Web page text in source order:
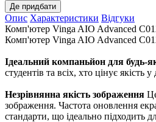
Де придбати
Опис Характеристики Відгуки
Комп'ютер Vinga AIO Advanced
Комп'ютер Vinga AIO Advanced
Ідеальний компаньйон для будь-
студентів та всіх, хто цінує якість
Незрівнянна якість зображення
зображення. Частота оновлення
стандарти, що ідеально підходить